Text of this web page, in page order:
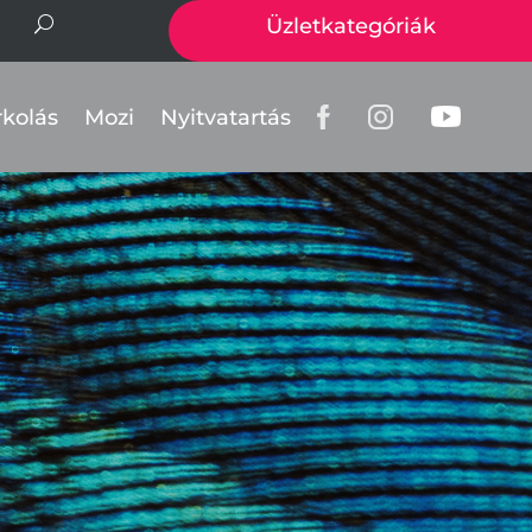
Üzletkategóriák
Mozi Nyitvatartás